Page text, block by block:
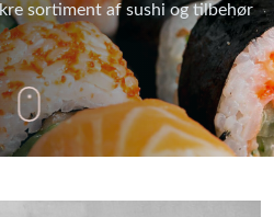
sortiment af sushi og tilbehør